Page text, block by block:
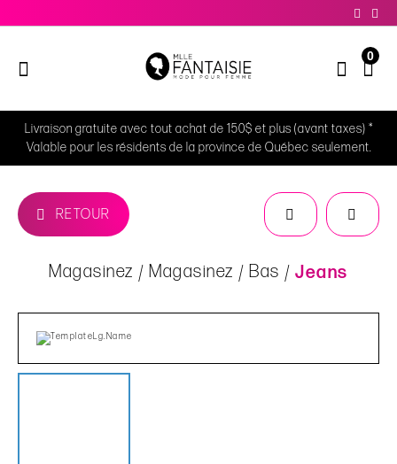
0
Livraison gratuite avec tout achat de 150$ et plus (avant taxes) *
Valable pour les résidents de la province de Québec seulement.
RETOUR
Magasinez Magasinez Bas Jeans